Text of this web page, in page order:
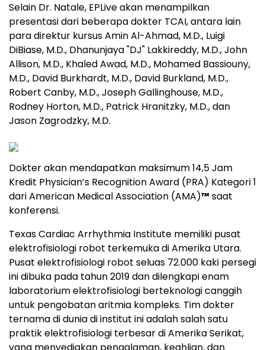
Selain Dr. Natale, EPLive akan menampilkan
presentasi dari beberapa dokter TCAI, antara lain
para direktur kursus Amin Al-Ahmad, M.D., Luigi
DiBiase, M.D., Dhanunjaya "DJ" Lakkireddy, M.D., John
Allison, M.D., Khaled Awad, M.D., Mohamed Bassiouny,
M.D., David Burkhardt, M.D., David Burkland, M.D.,
Robert Canby, M.D., Joseph Gallinghouse, M.D.,
Rodney Horton, M.D., Patrick Hranitzky, M.D., dan
Jason Zagrodzky, M.D.
Dokter akan mendapatkan maksimum 14,5 Jam
Kredit Physician’s Recognition Award (PRA) Kategori 1
dari American Medical Association (AMA)™ saat
konferensi.
Texas Cardiac Arrhythmia Institute memiliki pusat
elektrofisiologi robot terkemuka di Amerika Utara.
Pusat elektrofisiologi robot seluas 72.000 kaki persegi
ini dibuka pada tahun 2019 dan dilengkapi enam
laboratorium elektrofisiologi berteknologi canggih
untuk pengobatan aritmia kompleks. Tim dokter
ternama di dunia di institut ini adalah salah satu
praktik elektrofisiologi terbesar di Amerika Serikat,